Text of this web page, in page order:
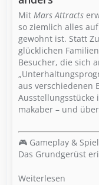
Mit Mars Attracts
so ziemlich alles
gewohnt ist. Statt
glücklichen
Besucher, die sich
aus verschiedenen
Ausstellungsstücke
makaber – und
🎮 Gameplay &
Das Grundgerüst
Weiterlesen